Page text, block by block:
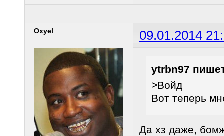
Oxyel 09.01.2014
ytrbn97
>Войд
Вот теперь
Да хз даже,